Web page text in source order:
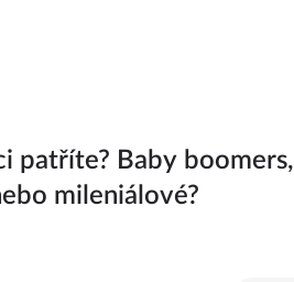
patříte? Baby boomers,
mileniálové?